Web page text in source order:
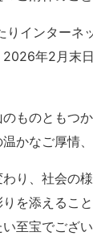
インターネ
年2月末
ものともつ
かなご厚情
り、社会の
を添えるこ
至宝でござい